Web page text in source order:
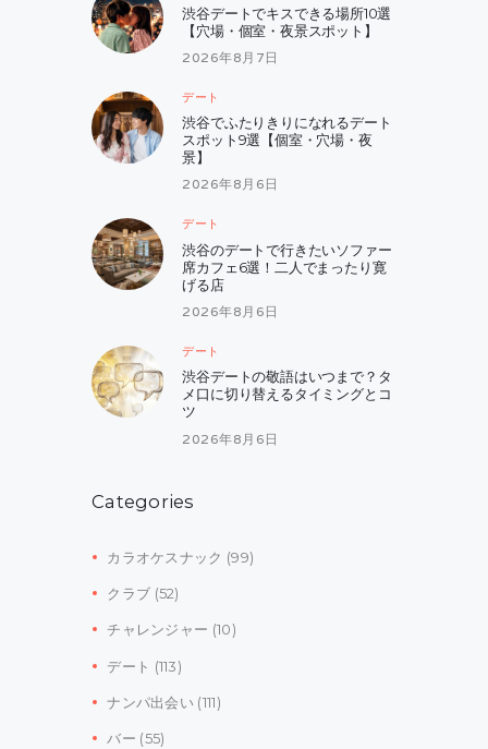
渋谷デートでキスできる場所10選
【穴場・個室・夜景スポット】
2026年8月7日
デート
渋谷でふたりきりになれるデート
スポット9選【個室・穴場・夜
景】
2026年8月6日
デート
渋谷のデートで行きたいソファー
席カフェ6選！二人でまったり寛
げる店
2026年8月6日
デート
渋谷デートの敬語はいつまで？タ
メ口に切り替えるタイミングとコ
ツ
2026年8月6日
Categories
カラオケスナック (99)
クラブ (52)
チャレンジャー (10)
デート (113)
ナンパ出会い (111)
バー (55)